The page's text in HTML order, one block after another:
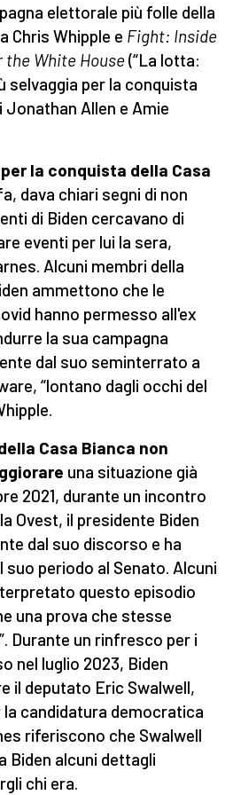
elettorale più folle della
Chris Whipple e Fight: Inside
White House(“La lotta:
selvaggia per la conquista
Jonathan Allen e Amie
la conquista della Casa
dava chiari segni di non
di Biden cercavano di
eventi per lui la sera,
Alcuni membri della
ammettono che le
hanno permesso all'ex
la sua campagna
dal suo seminterrato a
“lontano dagli occhi del
Casa Bianca non
una situazione già
2021, durante un incontro
Ovest, il presidente Biden
dal suo discorso e ha
periodo al Senato. Alcuni
questo episodio
una prova che stesse
Durante un rinfresco per i
nel luglio 2023, Biden
il deputato Eric Swalwell,
la candidatura democratica
riferiscono che Swalwell
Biden alcuni dettagli
chi era.